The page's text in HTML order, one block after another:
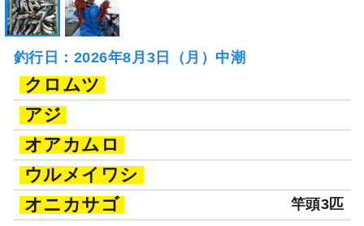
釣行日：2026年8月3日（月）中潮
クロムツ
アジ
オアカムロ
ウルメイワシ
オニカサゴ
竿頭3匹